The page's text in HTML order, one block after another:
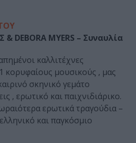
DEBORA MYERS – Συναυλία
καλλιτέχνες
κορυφαίους μουσικούς , μας
σκηνικό γεμάτο
, ερωτικό και παιχνιδιάρικο.
ερωτικά τραγούδια –
και παγκόσμιο